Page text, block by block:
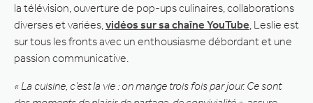
la télévision, ouverture de pop-ups culinaires, collaborations
diverses et variées, vidéos sur sa chaîne YouTube , Leslie est
sur tous les fronts avec un enthousiasme débordant et une
passion communicative.
« La cuisine, c’est la vie : on mange trois fois par jour. Ce sont